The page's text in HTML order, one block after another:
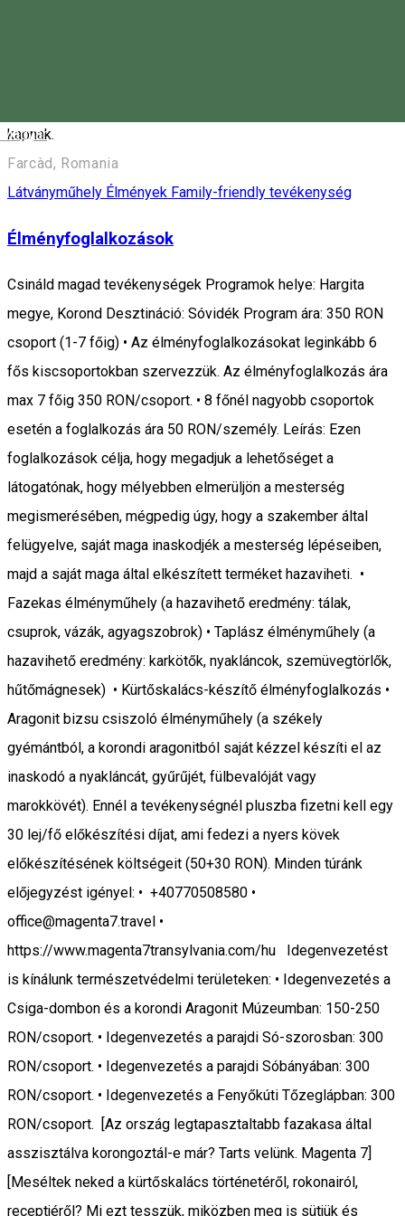
Magyar
kapnak.
Farcàd, Romania
Látványműhely Élmények Family-friendly tevékenység
Élményfoglalkozások
Csináld magad tevékenységek Programok helye: Hargita
megye, Korond Desztináció: Sóvidék Program ára: 350 RON
csoport (1-7 főig) • Az élményfoglalkozásokat leginkább 6
fős kiscsoportokban szervezzük. Az élményfoglalkozás ára
max 7 főig 350 RON/csoport. • 8 főnél nagyobb csoportok
esetén a foglalkozás ára 50 RON/személy. Leírás: Ezen
foglalkozások célja, hogy megadjuk a lehetőséget a
látogatónak, hogy mélyebben elmerüljön a mesterség
megismerésében, mégpedig úgy, hogy a szakember által
felügyelve, saját maga inaskodjék a mesterség lépéseiben,
majd a saját maga által elkészített terméket hazaviheti. •
Fazekas élményműhely (a hazavihető eredmény: tálak,
csuprok, vázák, agyagszobrok) • Taplász élményműhely (a
hazavihető eredmény: karkötők, nyakláncok, szemüvegtörlők,
hűtőmágnesek) • Kürtőskalács-készítő élményfoglalkozás •
Aragonit bizsu csiszoló élményműhely (a székely
gyémántból, a korondi aragonitból saját kézzel készíti el az
inaskodó a nyakláncát, gyűrűjét, fülbevalóját vagy
marokkövét). Ennél a tevékenységnél pluszba fizetni kell egy
30 lej/fő előkészítési díjat, ami fedezi a nyers kövek
előkészítésének költségeit (50+30 RON). Minden túránk
előjegyzést igényel: • +40770508580 •
office@magenta7.travel •
https://www.magenta7transylvania.com/hu Idegenvezetést
is kínálunk természetvédelmi területeken: • Idegenvezetés a
Csiga-dombon és a korondi Aragonit Múzeumban: 150-250
RON/csoport. • Idegenvezetés a parajdi Só-szorosban: 300
RON/csoport. • Idegenvezetés a parajdi Sóbányában: 300
RON/csoport. • Idegenvezetés a Fenyőkúti Tőzeglápban: 300
RON/csoport. [Az ország legtapasztaltabb fazakasa által
asszisztálva korongoztál-e már? Tarts velünk. Magenta 7]
[Meséltek neked a kürtőskalács történetéről, rokonairól,
receptjéről? Mi ezt tesszük, miközben meg is sütjük és